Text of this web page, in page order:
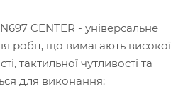
CENTER - універсальне
робіт, що вимагають високої
тактильної чутливості та
для виконання: